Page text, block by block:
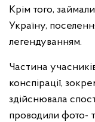
Крім того,
Україну,
легендуванням.
Частина
конспірації,
здійснювала
проводили фото-